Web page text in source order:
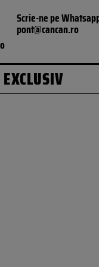
Scrie-ne pe
pont@cancan.ro
EXCLUSIV